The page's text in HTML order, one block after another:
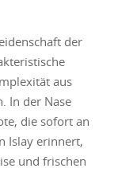
der
aus
In der Nase
die sofort an
Islay erinnert,
und frischen